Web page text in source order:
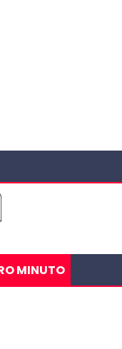
MINUTO